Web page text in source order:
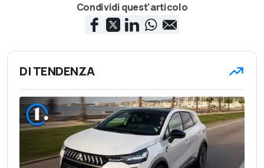
Condividi quest'articolo
DI TENDENZA